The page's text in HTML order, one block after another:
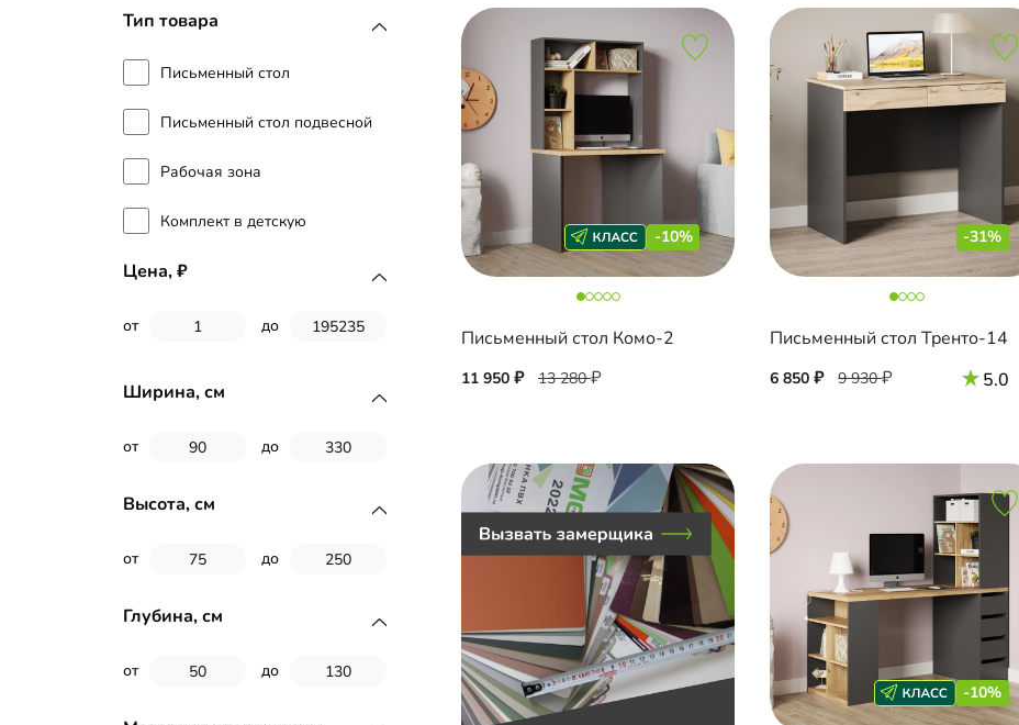
Тип товара
Письменный стол
Письменный стол подвесной
Рабочая зона
Комплект в детскую
Цена,
от до
Ширина, см
от до
Высота, см
от до
Глубина, см
от до
-10%
Письменный стол Комо-2
11 950 13 280
-31%
Письменный стол Тренто-14
6 850 9 930 5.0
-10%